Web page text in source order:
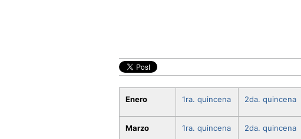
Enero 1ra. quincena 2da. quincena
Marzo 1ra. quincena 2da. quincena